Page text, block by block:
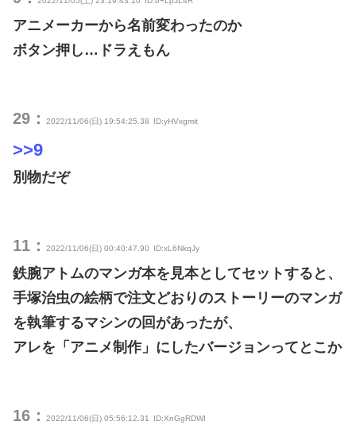
アニメーカーから名前変わったのか
ボタン押し…ドラえもん
29： 2022/11/06(日) 19:54:25.38 ID:yHVxgmit
>>9
別物だぞ
11： 2022/11/06(日) 00:40:47.90 ID:xL6NkqJy
鉄腕アトムのマンガ本を見本としてセットすると、
手塚治虫の絵柄で注文どおりのストーリーのマンガ
を執筆するマシンの回があったが、
アレを「アニメ制作」にしたバージョンってとこか
16： 2022/11/06(日) 05:56:12.31 ID:XnGgRDWI